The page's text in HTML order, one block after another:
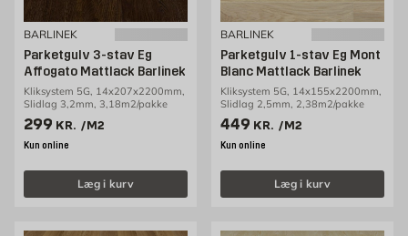
BARLINEK
Parketgulv 3-stav Eg
Affogato Mattlack Barlinek
Kliksystem 5G, 14x207x2200mm,
Slidlag 3,2mm, 3,18m2/pakke
Pris 299 kr. /m2
299 KR. /M2
Kun online
Læg i kurv
BARLINEK
Parketgulv 1-stav Eg Mont
Blanc Mattlack Barlinek
Kliksystem 5G, 14x155x2200mm,
Slidlag 2,5mm, 2,38m2/pakke
Pris 449 kr. /m2
449 KR. /M2
Kun online
Læg i kurv